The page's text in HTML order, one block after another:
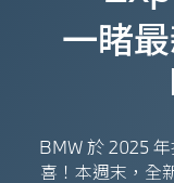
一睹
BMW 於 2025
喜！本週末，全